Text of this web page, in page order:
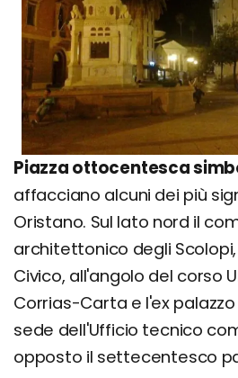
Piazza ottocentesca
affacciano alcuni dei più
Oristano. Sul lato nord il
architettonico degli Scolopi,
Civico, all'angolo del corso
Corrias-Carta e l'ex
sede dell'Ufficio tecnico
opposto il settecentesco